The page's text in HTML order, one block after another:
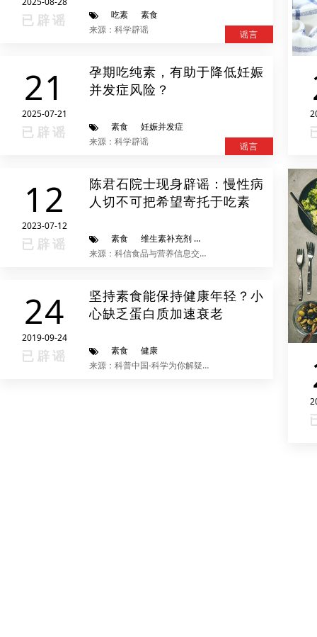
已辟谣 吃素
素食
来源：科学辟谣
谣言
21
2025-07-21
已辟谣
孕期吃纯素，有助于降低妊娠
并发症风险？
素食
妊娠并发症
来源：科学辟谣
谣言
12
2023-07-12
已辟谣
陈君石院士现身辟谣：慢性病
人切不可把希望寄托于吃素
素食 维生素补充剂
来源：科信食品与营养信息交流中心
24
2019-09-24
已辟谣
坚持素食能保持健康年轻？小
心缺乏蛋白质加速衰老
素食
健康
来源：科普中国-科学为你解疑释惑